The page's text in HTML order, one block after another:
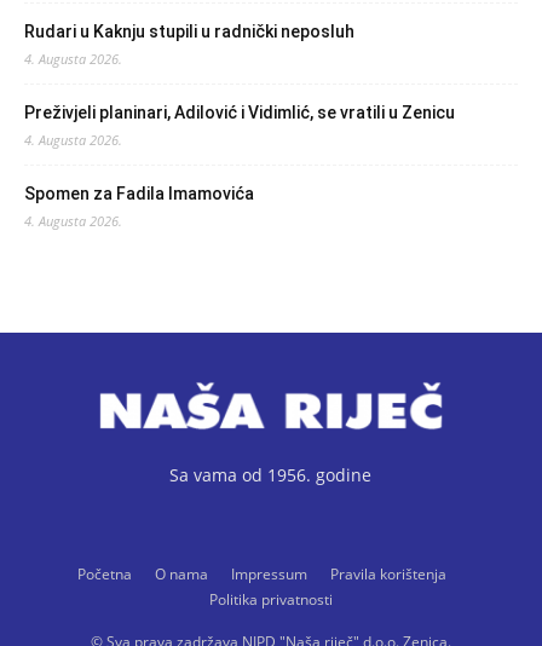
Rudari u Kaknju stupili u radnički neposluh
4. Augusta 2026.
Preživjeli planinari, Adilović i Vidimlić, se vratili u Zenicu
4. Augusta 2026.
Spomen za Fadila Imamovića
4. Augusta 2026.
Sa vama od 1956. godine
Početna O nama Impressum
Pravila korištenja
Politika privatnosti
© Sva prava zadržava NIPD "Naša riječ" d.o.o. Zenica.